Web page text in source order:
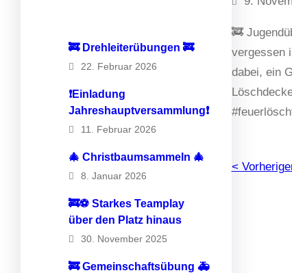
🚒 Drehleiterübungen 🚒
22. Februar 2026
❗️Einladung
Jahreshauptversammlung❗️
11. Februar 2026
🎄 Christbaumsammeln 🎄
8. Januar 2026
🚒⚽️ Starkes Teamplay
über den Platz hinaus
30. November 2025
🚒 Gemeinschaftsübung 🚑
🚒
vergessen
dabei, ein
<